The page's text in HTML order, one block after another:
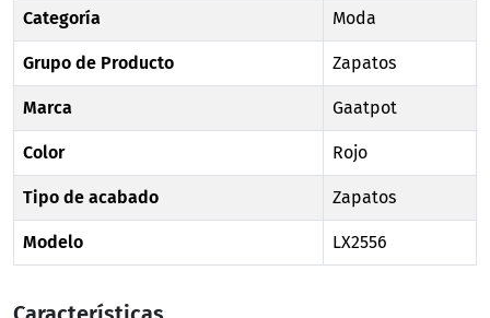
Categoría Moda
Grupo de Producto Zapatos
Marca Gaatpot
Color Rojo
Tipo de acabado Zapatos
Modelo LX2556